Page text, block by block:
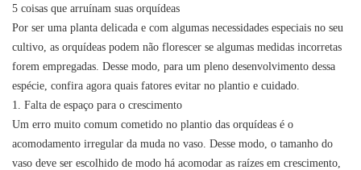
5 coisas que arruínam suas orquídeas
Por ser uma planta delicada e com algumas necessidades especiais no seu
cultivo, as orquídeas podem não florescer se algumas medidas incorretas
forem empregadas. Desse modo, para um pleno desenvolvimento dessa
espécie, confira agora quais fatores evitar no plantio e cuidado.
1. Falta de espaço para o crescimento
Um erro muito comum cometido no plantio das orquídeas é o
acomodamento irregular da muda no vaso. Desse modo, o tamanho do
vaso deve ser escolhido de modo há acomodar as raízes em crescimento,